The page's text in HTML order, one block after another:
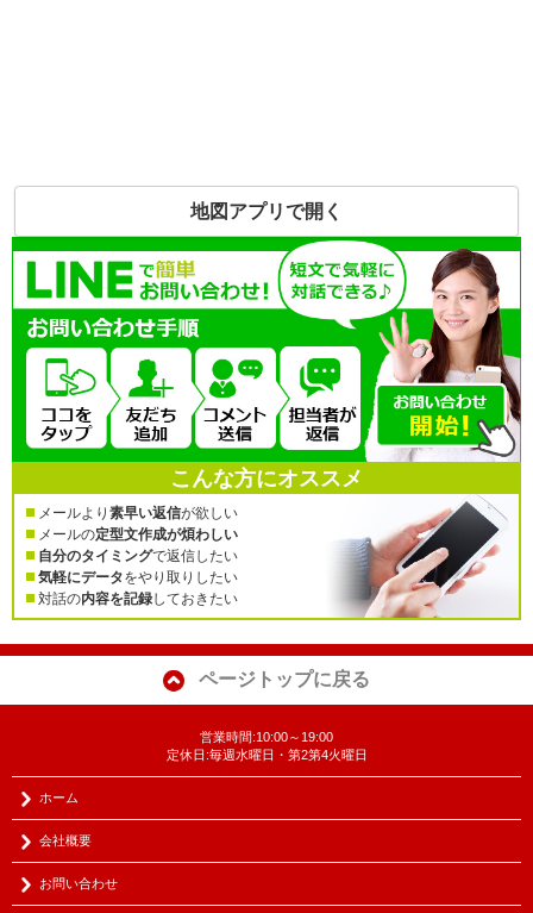
地図アプリで開く
こんな方にオススメ
メールより 素早い返信が欲しい
メールの定型文作成が煩わしい
自分のタイミングで返信したい
気軽にデータをやり取りしたい
対話の内容を記録しておきたい
ページトップに戻る
営業時間:10:00～19:00
定休日:毎週水曜日・第2第4火曜日
ホーム
会社概要
お問い合わせ